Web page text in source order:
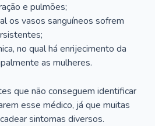
e pulmões;
os vasos sanguíneos sofrem
no qual há enrijecimento da
as mulheres.
que não conseguem identificar
esse médico, já que muitas
sintomas diversos.